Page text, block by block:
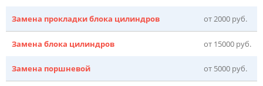
Замена прокладки блока цилиндров от 2000 руб.
Замена блока цилиндров от 15000 руб.
Замена поршневой от 5000 руб.